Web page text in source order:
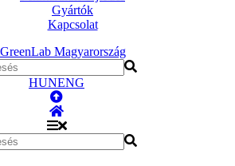
Gyártók
Kapcsolat
HUNENG